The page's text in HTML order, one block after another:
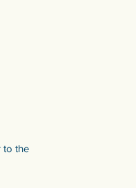
to the